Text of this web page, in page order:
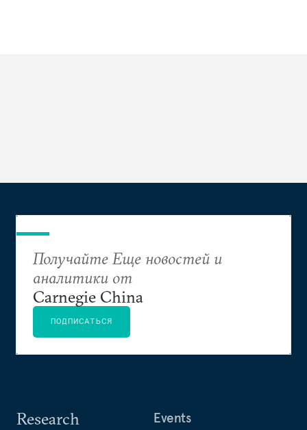
Research
Events
Получайте Еще новостей и
аналитики от
Carnegie China
ПОДПИСАТЬСЯ